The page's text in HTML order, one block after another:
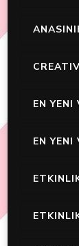
EN YENI
EN YENI